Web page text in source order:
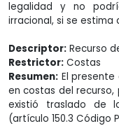
legalidad y no
irracional, si se estima
Descriptor: Recurso
Restrictor: Costas
Resumen: El
en costas del
existió traslado de
(artículo 150.3 Código